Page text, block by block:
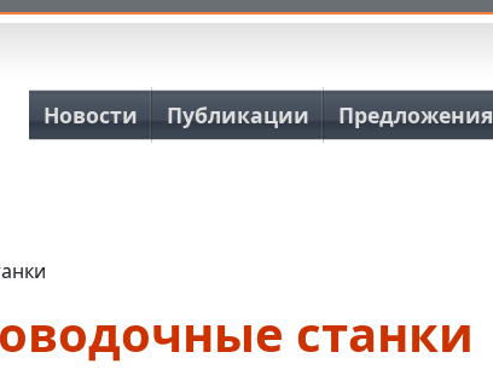
Основная навигация
Новости Публикации Предложения
станки